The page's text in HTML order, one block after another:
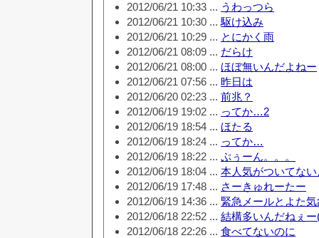
2012/06/21 10:33 ... うわっつら
2012/06/21 10:30 ... 駆け込み
2012/06/21 10:29 ... とにかく雨
2012/06/21 08:09 ... だらけ
2012/06/21 08:00 ... ほぼ無いんだよねー
2012/06/21 07:56 ... 昨日は
2012/06/20 02:23 ... 前兆？
2012/06/19 19:02 ... ってか…2
2012/06/19 18:54 ... ほたる
2012/06/19 18:24 ... ってか…
2012/06/19 18:22 ... ぷぅーん。。。
2012/06/19 18:04 ... 本人気がついてな
2012/06/19 17:48 ... さーきゅれーたー
2012/06/19 14:36 ... 緊急メールとよた
2012/06/18 22:52 ... 結構多いんだねぇ
2012/06/18 22:26 ... 食べてないのに